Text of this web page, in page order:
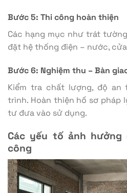
Bước 5: Thi công hoàn thiện
Các hạng mục như trát
đặt hệ thống điện – nước,
Bước 6: Nghiệm thu – Bàn
Kiểm tra chất lượng, độ an
trình. Hoàn thiện hồ sơ pháp
tư đưa vào sử dụng.
Các yếu tố ảnh
công